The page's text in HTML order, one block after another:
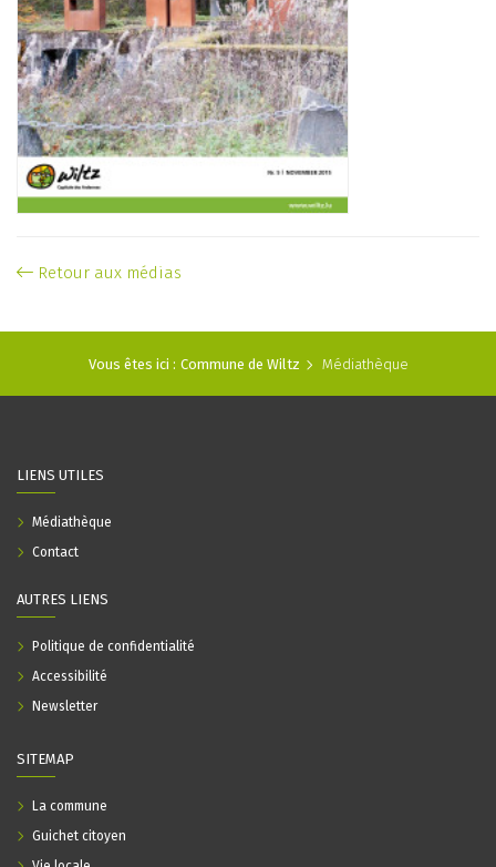
Retour aux médias
Vous êtes ici : Commune de Wiltz Médiathèque
SITEMAP
La commune
Guichet citoyen
LIENS UTILES
Médiathèque
Contact
AUTRES LIENS
Politique de confidentialité
Accessibilité
Newsletter